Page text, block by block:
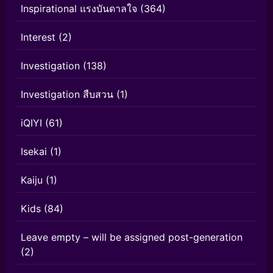
Inspirational แรงบันดาลใจ (364)
Interest (2)
Investigation (138)
Investigation สืบสวน (1)
iQIYI (61)
Isekai (1)
Kaiju (1)
Kids (84)
Leave empty – will be assigned post-generation
(2)